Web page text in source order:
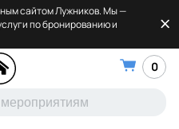
сайтом Лужников. Мы —
по бронированию и
0